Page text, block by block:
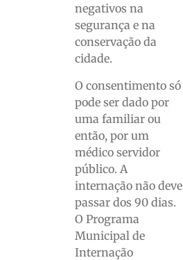
negativos na
segurança e na
conservação da
cidade.
O consentimento só
pode ser dado por
uma familiar ou
então, por um
médico servidor
público. A
internação não deve
passar dos 90 dias.
O Programa
Municipal de
Internação